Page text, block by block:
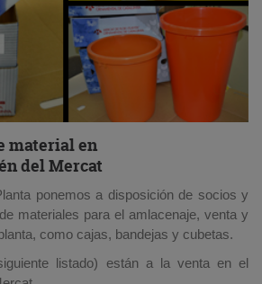
material en
del Mercat
ponemos a disposición de socios y
materiales para el amlacenaje, venta y
como cajas, bandejas y cubetas.
listado) están a la venta en el